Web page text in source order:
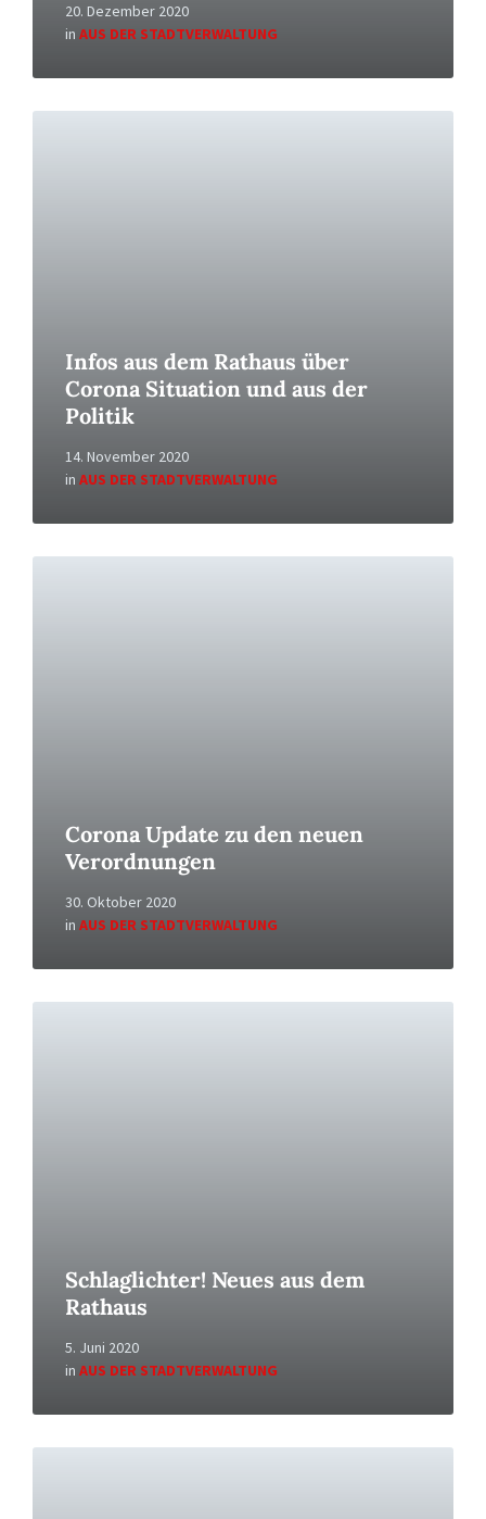
20. Dezember 2020
in AUS DER STADTVERWALTUNG
Infos aus dem Rathaus über
Corona Situation und aus der
Politik
14. November 2020
in AUS DER STADTVERWALTUNG
Corona Update zu den neuen
Verordnungen
30. Oktober 2020
in AUS DER STADTVERWALTUNG
Schlaglichter! Neues aus dem
Rathaus
5. Juni 2020
in AUS DER STADTVERWALTUNG